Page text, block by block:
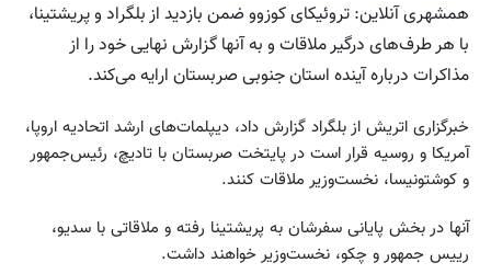
همشهری آنلاین: تروئیکای کوزوو ضمن بازدید از بلگراد و پریشتینا،
با هر طرف‌های درگیر ملاقات و به آنها گزارش نهایی خود را از
مذاکرات درباره آینده استان جنوبی صربستان ارایه می‌کند.
خبرگزاری اتریش از بلگراد گزارش داد، دیپلمات‌های ارشد اتحادیه اروپا،
آمریکا و روسیه قرار است در پایتخت صربستان با تادیچ، رئیس‌جمهور
و کوشتونیسا، نخست‌وزیر ملاقات کنند.
آنها در بخش پایانی سفرشان به پریشتینا رفته و ملاقاتی با سدیو،
رییس جمهور و چکو، نخست‌وزیر خواهند داشت.